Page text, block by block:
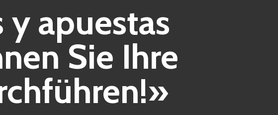
apuestas
Sie Ihre